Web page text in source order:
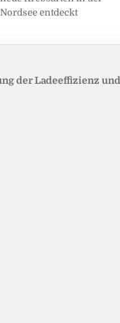
Nordsee entdeckt
der Ladeeffizienz und